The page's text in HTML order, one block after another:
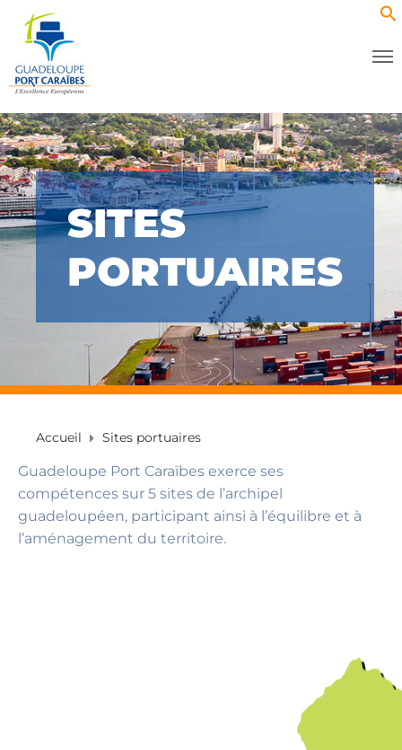
SITES
PORTUAIRES
Accueil Sites portuaires
Guadeloupe Port Caraïbes exerce ses
compétences sur 5 sites de l’archipel
guadeloupéen, participant ainsi à l’équilibre et à
l’aménagement du territoire.